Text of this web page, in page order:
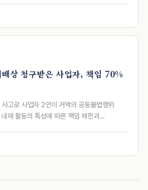
상 청구받은 사업자, 책임 70%
고로 사업자 2인이 거액의 공동불법행위
재 활동의 특성에 따른 책임 제한과